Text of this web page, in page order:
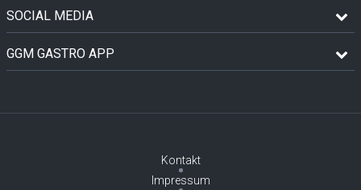
SOCIAL MEDIA
GGM GASTRO APP
Kontakt
Impressum